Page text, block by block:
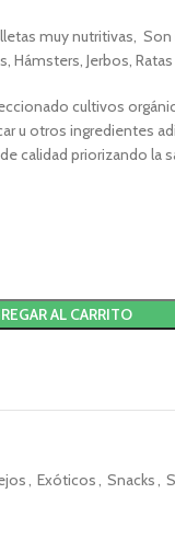
muy nutritivas,
Hámsters, Jerbos,
cultivos
u otros ingredientes
calidad priorizando la
AL CARRITO
, Exóticos, Snacks,